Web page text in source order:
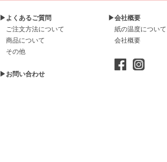
▶よくあるご質問
ご注文方法について
商品について
その他
▶お問い合わせ
▶会社概要
紙の温度について
会社概要